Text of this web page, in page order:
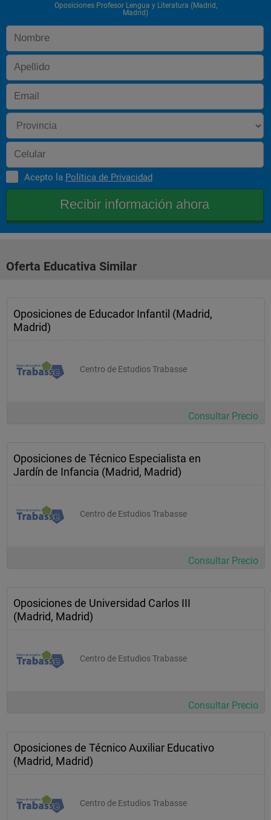
Oposiciones Profesor Lengua y Literatura (Madrid,
Madrid)
Acepto la Política de Privacidad
Oferta Educativa Similar
Oposiciones de Educador Infantil (Madrid,
Madrid)
Centro de Estudios Trabasse
Consultar Precio
Oposiciones de Técnico Especialista en
Jardín de Infancia (Madrid, Madrid)
Centro de Estudios Trabasse
Consultar Precio
Oposiciones de Universidad Carlos III
(Madrid, Madrid)
Centro de Estudios Trabasse
Consultar Precio
Oposiciones de Técnico Auxiliar Educativo
(Madrid, Madrid)
Centro de Estudios Trabasse